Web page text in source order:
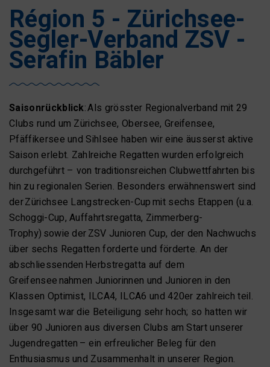
Région 5 - Zürichsee-
Segler-Verband ZSV -
Serafin Bäbler
Saisonrückblick: Als grösster Regionalverband mit 29
Clubs rund um Zürichsee, Obersee, Greifensee,
Pfäffikersee und Sihlsee haben wir eine äusserst aktive
Saison erlebt. Zahlreiche Regatten wurden erfolgreich
durchgeführt – von traditionsreichen Clubwettfahrten bis
hin zu regionalen Serien. Besonders erwähnenswert sind
der Zürichsee Langstrecken-Cup mit sechs Etappen (u.a.
Schoggi-Cup, Auffahrtsregatta, Zimmerberg-
Trophy) sowie der ZSV Junioren Cup, der den Nachwuchs
über sechs Regatten forderte und förderte. An der
abschliessenden Herbstregatta auf dem
Greifensee nahmen Juniorinnen und Junioren in den
Klassen Optimist, ILCA4, ILCA6 und 420er zahlreich teil.
Insgesamt war die Beteiligung sehr hoch; so hatten wir
über 90 Junioren aus diversen Clubs am Start unserer
Jugendregatten – ein erfreulicher Beleg für den
Enthusiasmus und Zusammenhalt in unserer Region.